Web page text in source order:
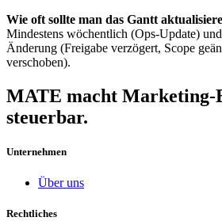
Wie oft sollte man das Gantt
Mindestens wöchentlich (Ops-Update)
Änderung (Freigabe verzögert, Scope
verschoben).
MATE macht Marketing-
steuerbar.
Unternehmen
Über uns
Rechtliches